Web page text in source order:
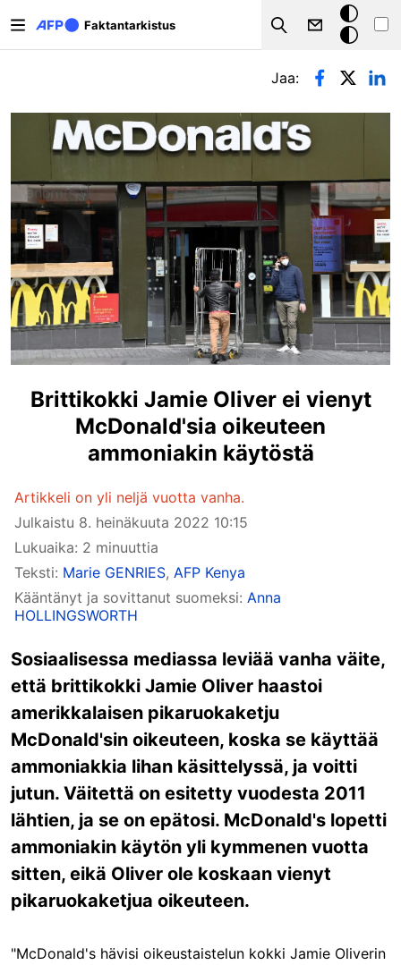
Faktantarkistus
Search
Tumma
tila
Ensisijaiset välilehdet
Jaa:
Brittikokki Jamie Oliver ei vienyt
McDonald'sia oikeuteen
ammoniakin käytöstä
Artikkeli on yli neljä vuotta vanha.
Julkaistu 8. heinäkuuta 2022 10:15
Lukuaika: 2 minuuttia
Teksti: Marie GENRIES, AFP Kenya
Kääntänyt ja sovittanut suomeksi: Anna
HOLLINGSWORTH
Sosiaalisessa mediassa leviää vanha väite,
että brittikokki Jamie Oliver haastoi
amerikkalaisen pikaruokaketju
McDonald'sin oikeuteen, koska se käyttää
ammoniakkia lihan käsittelyssä, ja voitti
jutun. Väitettä on esitetty vuodesta 2011
lähtien, ja se on epätosi. McDonald's lopetti
ammoniakin käytön yli kymmenen vuotta
sitten, eikä Oliver ole koskaan vienyt
pikaruokaketjua oikeuteen.
"McDonald's hävisi oikeustaistelun kokki Jamie Oliverin